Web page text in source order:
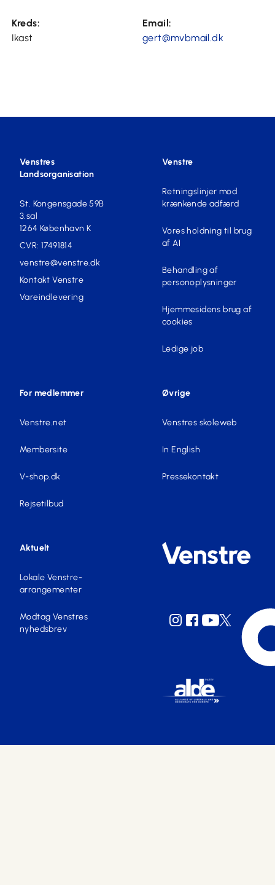
Kreds:
Ikast
Email:
gert@mvbmail.dk
Venstres
Landsorganisation
St. Kongensgade 59B
3.sal
1264 København K
CVR: 17491814
venstre@venstre.dk
Kontakt Venstre
Vareindlevering
Venstre
Retningslinjer mod
krænkende adfærd
Vores holdning til brug
af AI
Behandling af
personoplysninger
Hjemmesidens brug af
cookies
Ledige job
For medlemmer
Venstre.net
Membersite
V-shop.dk
Rejsetilbud
Øvrige
Venstres skoleweb
In English
Pressekontakt
Aktuelt
Lokale Venstre-
arrangementer
Modtag Venstres
nyhedsbrev